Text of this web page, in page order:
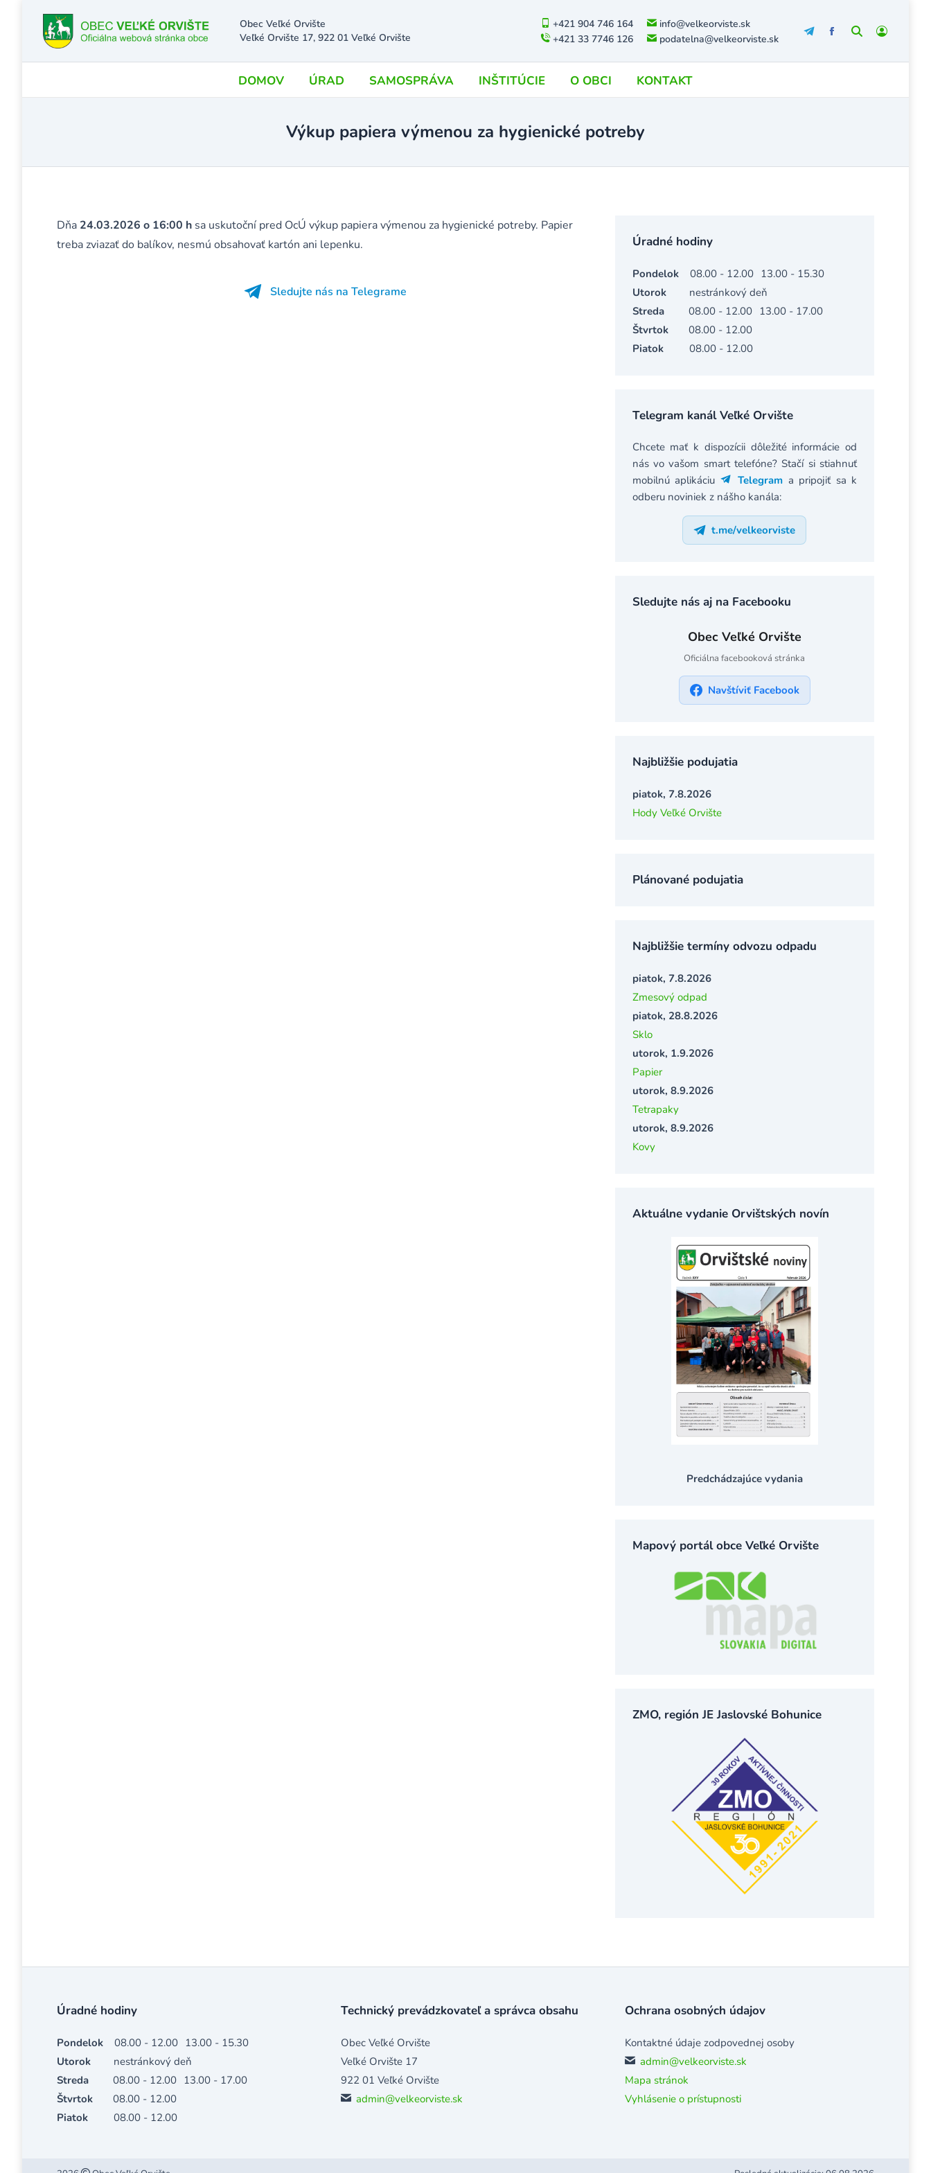
Obec Veľké Orvište
Veľké Orvište 17, 922 01 Veľké Orvište
+421 904 746 164
+421 33 7746 126
info@velkeorviste.sk
podatelna@velkeorviste.sk
Search:
DOMOV ÚRAD SAMOSPRÁVA INŠTITÚCIE O OBCI KONTAKT
Výkup papiera výmenou za hygienické potreby
Dňa 24.03.2026 o 16:00 h sa uskutoční pred OcÚ výkup papiera výmenou za hygienické potreby. Papier
treba zviazať do balíkov, nesmú obsahovať kartón ani lepenku.
Sledujte nás na Telegrame
Úradné hodiny
Pondelok 08.00 - 12.00 13.00 - 15.30
Utorok
nestránkový deň
Streda
08.00 - 12.00 13.00 - 17.00
Štvrtok
08.00 - 12.00
Piatok
08.00 - 12.00
Telegram kanál Veľké Orvište
Chcete mať k dispozícii dôležité informácie od
nás vo vašom smart telefóne? Stačí si stiahnuť
mobilnú aplikáciu
Telegram a pripojiť sa k
odberu noviniek z nášho kanála:
t.me/velkeorviste
Sledujte nás aj na Facebooku
Obec Veľké Orvište
Oficiálna facebooková stránka
Navštíviť Facebook
Najbližšie podujatia
piatok, 7.8.2026
Hody Veľké Orvište
Plánované podujatia
Najbližšie termíny odvozu odpadu
piatok, 7.8.2026
Zmesový odpad
piatok, 28.8.2026
Sklo
utorok, 1.9.2026
Papier
utorok, 8.9.2026
Tetrapaky
utorok, 8.9.2026
Kovy
Aktuálne vydanie Orvištských novín
Predchádzajúce vydania
Mapový portál obce Veľké Orvište
ZMO, región JE Jaslovské Bohunice
Úradné hodiny
Pondelok 08.00 - 12.00 13.00 - 15.30
Utorok
nestránkový deň
Streda
08.00 - 12.00 13.00 - 17.00
Štvrtok
08.00 - 12.00
Piatok
08.00 - 12.00
Technický prevádzkovateľ a správca obsahu
Obec Veľké Orvište
Veľké Orvište 17
922 01 Veľké Orvište
admin@velkeorviste.sk
Ochrana osobných údajov
Kontaktné údaje zodpovednej osoby
admin@velkeorviste.sk
Mapa stránok
Vyhlásenie o prístupnosti